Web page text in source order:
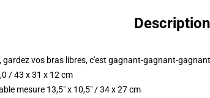
Description
vos bras libres, c'est gagnant-gagnant-gagnant
/ 43 x 31 x 12 cm
mesure 13,5" x 10,5" / 34 x 27 cm